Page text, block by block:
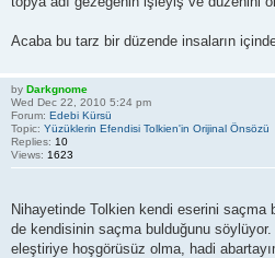
Acaba bu tarz bir düzende insaların
by Darkgnome
Wed Dec 22, 2010 5:24 pm
Forum: Edebi Kürsü
Topic: Yüzüklerin Efendisi Tolkien'in Orijinal Önsözü
Replies: 10
Views: 1623
Nihayetinde Tolkien kendi eserini saçma
de kendisinin saçma bulduğunu
eleştiriye hoşgörüsüz olma, hadi